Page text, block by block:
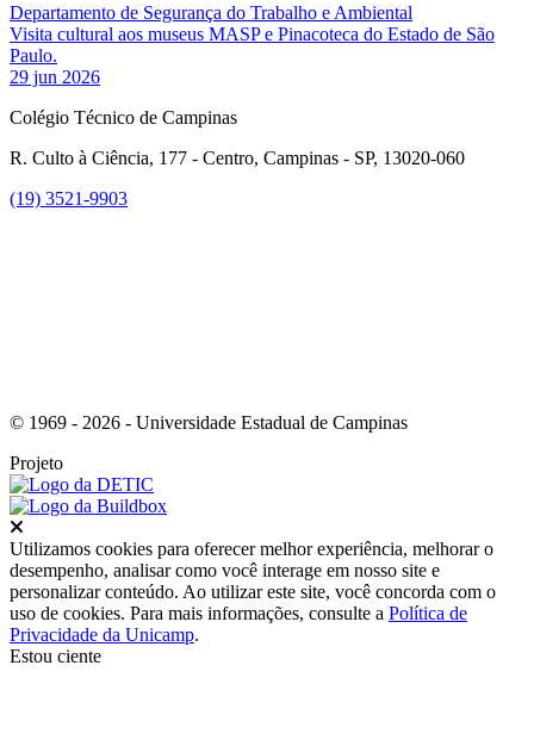
Departamento de Segurança do Trabalho e Ambiental
Visita cultural aos museus MASP e Pinacoteca do Estado de São
Paulo.
29 jun 2026
Colégio Técnico de Campinas
R. Culto à Ciência, 177 - Centro, Campinas - SP, 13020-060
(19) 3521-9903
© 1969 - 2026 - Universidade Estadual de Campinas
Projeto
Utilizamos cookies para oferecer melhor experiência, melhorar o
desempenho, analisar como você interage em nosso site e
personalizar conteúdo. Ao utilizar este site, você concorda com o
uso de cookies. Para mais informações, consulte a Política de
Privacidade da Unicamp.
Estou ciente